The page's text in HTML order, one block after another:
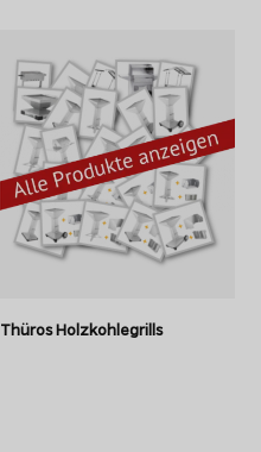
Thüros Holzkohlegrills